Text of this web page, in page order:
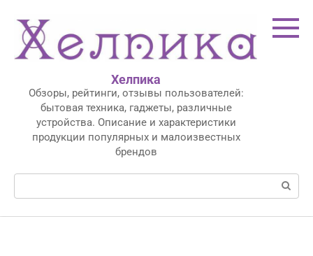
контенту
Хелпика
Обзоры, рейтинги, отзывы пользователей:
бытовая техника, гаджеты, различные
устройства. Описание и характеристики
продукции популярных и малоизвестных
брендов
Поиск: